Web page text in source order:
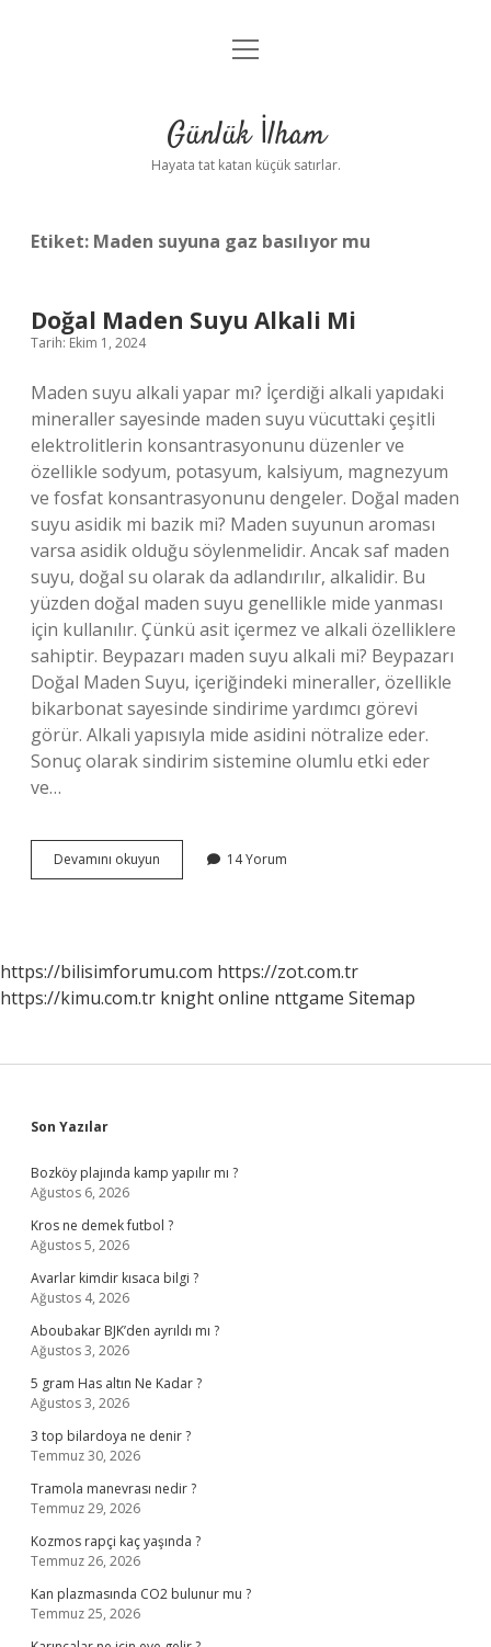
Anasayfa
Yasal Uyarı
menüyü
Günlük İlham
Hayata tat katan küçük satırlar.
Etiket: Maden suyuna gaz basılıyor mu
Doğal Maden Suyu Alkali Mi
Tarih: Ekim 1, 2024
Maden suyu alkali yapar mı? İçerdiği alkali yapıdaki
mineraller sayesinde maden suyu vücuttaki çeşitli
elektrolitlerin konsantrasyonunu düzenler ve
özellikle sodyum, potasyum, kalsiyum, magnezyum
ve fosfat konsantrasyonunu dengeler. Doğal maden
suyu asidik mi bazik mi? Maden suyunun aroması
varsa asidik olduğu söylenmelidir. Ancak saf maden
suyu, doğal su olarak da adlandırılır, alkalidir. Bu
yüzden doğal maden suyu genellikle mide yanması
için kullanılır. Çünkü asit içermez ve alkali özelliklere
sahiptir. Beypazarı maden suyu alkali mi? Beypazarı
Doğal Maden Suyu, içeriğindeki mineraller, özellikle
bikarbonat sayesinde sindirime yardımcı görevi
görür. Alkali yapısıyla mide asidini nötralize eder.
Sonuç olarak sindirim sistemine olumlu etki eder
ve…
Devamını okuyun
Maden
14 Yorum
https://bilisimforumu.com https://zot.com.tr
https://kimu.com.tr knight online nttgame Sitemap
Sidebar
Son Yazılar
Bozköy plajında kamp yapılır mı ?
Ağustos 6, 2026
Kros ne demek futbol ?
Ağustos 5, 2026
Avarlar kimdir kısaca bilgi ?
Ağustos 4, 2026
Aboubakar BJK’den ayrıldı mı ?
Ağustos 3, 2026
5 gram Has altın Ne Kadar ?
Ağustos 3, 2026
3 top bilardoya ne denir ?
Temmuz 30, 2026
Tramola manevrası nedir ?
Temmuz 29, 2026
Kozmos rapçi kaç yaşında ?
Temmuz 26, 2026
Kan plazmasında CO2 bulunur mu ?
Temmuz 25, 2026